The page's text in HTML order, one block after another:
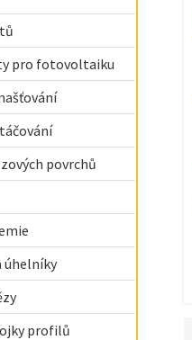
pro fotovoltaiku
povrchů
úhelníky
profilů